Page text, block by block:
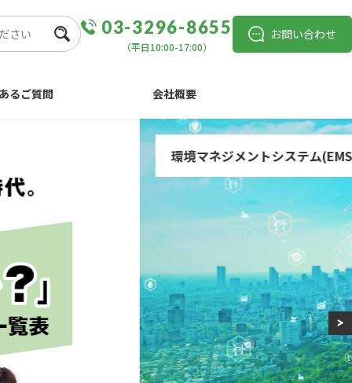
03-3296-8655
（平日10:00-17:00）
お問い合わせ
るご質問 会社概要
環境マネジメントシステム